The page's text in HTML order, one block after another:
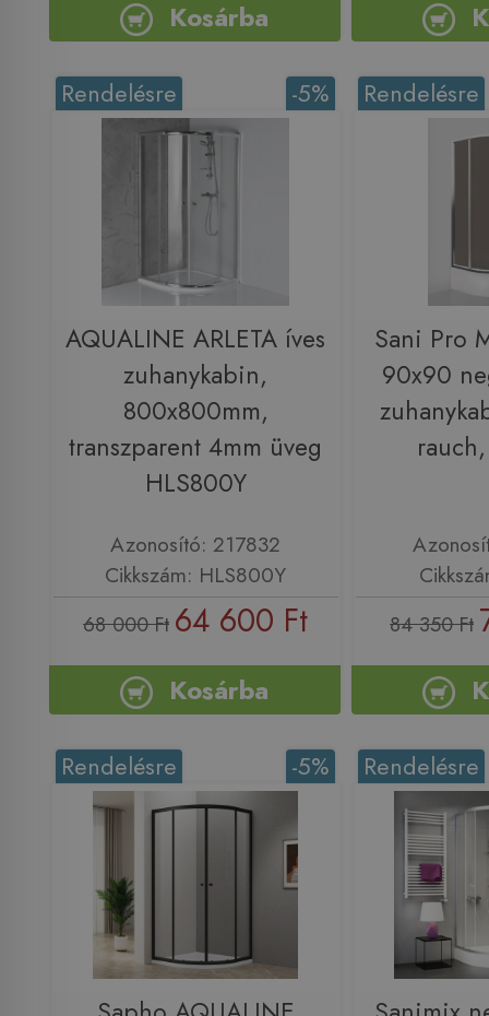
Kosárba
-5%
Rendelésre
AQUALINE ARLETA íves
zuhanykabin,
800x800mm,
transzparent 4mm üveg
HLS800Y
Azonosító: 217832
Cikkszám: HLS800Y
68 000 Ft 64 600 Ft
Kosárba
Rendelésre
Sani Pro
90x90
84 350 Ft
-5%
Rendelésre Rendelésre